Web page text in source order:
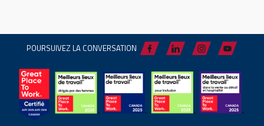
POURSUIVEZ LA CONVERSATION